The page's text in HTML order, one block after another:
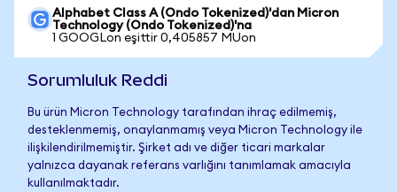
Alphabet Class A (Ondo Tokenized)'dan Micron
Technology (Ondo Tokenized)'na
1 GOOGLon eşittir 0,405857 MUon
Sorumluluk Reddi
Bu ürün Micron Technology tarafından ihraç edilmemiş,
desteklenmemiş, onaylanmamış veya Micron Technology ile
ilişkilendirilmemiştir. Şirket adı ve diğer ticari markalar
yalnızca dayanak referans varlığını tanımlamak amacıyla
kullanılmaktadır.